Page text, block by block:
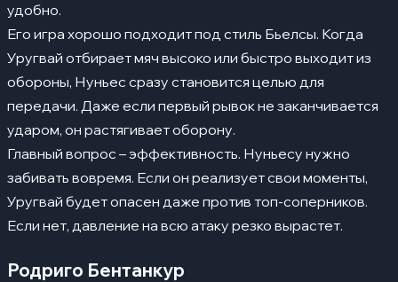
удобно.
Его игра хорошо подходит под стиль Бьелсы. Когда
Уругвай отбирает мяч высоко или быстро выходит из
обороны, Нуньес сразу становится целью для
передачи. Даже если первый рывок не заканчивается
ударом, он растягивает оборону.
Главный вопрос – эффективность. Нуньесу нужно
забивать вовремя. Если он реализует свои моменты,
Уругвай будет опасен даже против топ-соперников.
Если нет, давление на всю атаку резко вырастет.
Родриго Бентанкур